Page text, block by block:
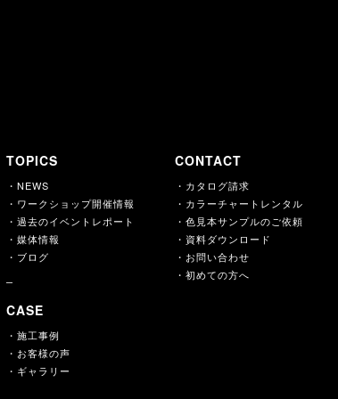
TOPICS
・NEWS
・ワークショップ開催情報
・過去のイベントレポート
・媒体情報
・ブログ
CASE
・施工事例
・お客様の声
・ギャラリー
CONTACT
・カタログ請求
・カラーチャートレンタル
・色見本サンプルのご依頼
・資料ダウンロード
・お問い合わせ
・初めての方へ